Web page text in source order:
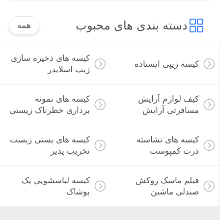
دسته بندی های محبوب همه
کیسه زیپی ایستاده
کیسه های ذخیره سازی
زیپ اسلایدر
کیف لوازم آرایش
مسافرتی آرایش
کیسه های نمونه
برداری خطرناک زیستی
کیسه های نشاسته
ذرت کمپوست
کیسه های پستی زیست
تخریب پذیر
فیلم ماسک روکش
صندلی ماشین
کیسه لباسشویی پک
پوشاک